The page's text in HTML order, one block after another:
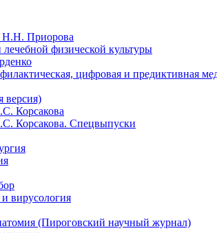
Н.Н. Приорова
физической культуры
цифровая и предиктивная
версия)
Корсакова
Корсакова. Спецвыпуски
вирусология
(Пироговский научный журнал)